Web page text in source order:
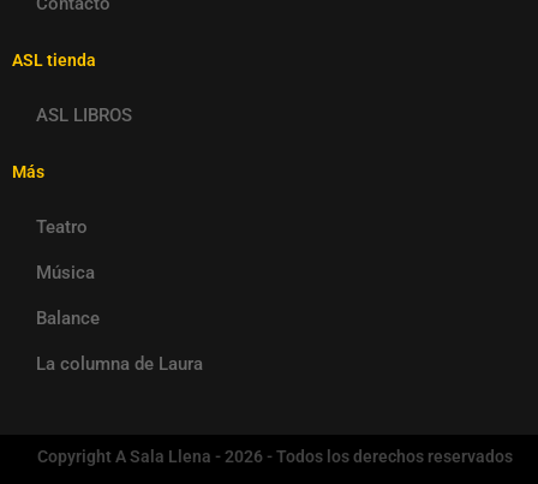
ASL tienda
ASL LIBROS
Más
Teatro
Música
Balance
La columna de Laura
Copyright A Sala Llena - 2026 - Todos los derechos reservados